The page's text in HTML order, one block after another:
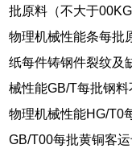
批原料（不大于
物理机械性能条每批
纸每件铸钢件裂纹及
械性能GB/T每批钢
物理机械性能HG/T0
GB/T00每批黄铜客